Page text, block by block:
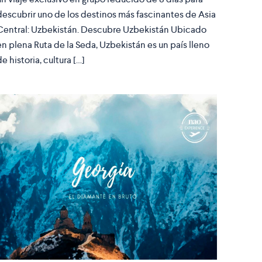
uno de los destinos más fascinantes de Asia
Uzbekistán. Descubre Uzbekistán Ubicado
plena Ruta de la Seda, Uzbekistán es un país lleno
historia, cultura […]